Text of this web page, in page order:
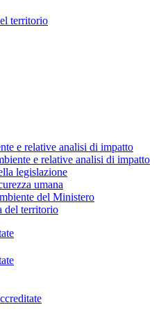
territorio
e relative analisi di impatto
e relative analisi di impatto
legislazione
umana
del Ministero
del territorio